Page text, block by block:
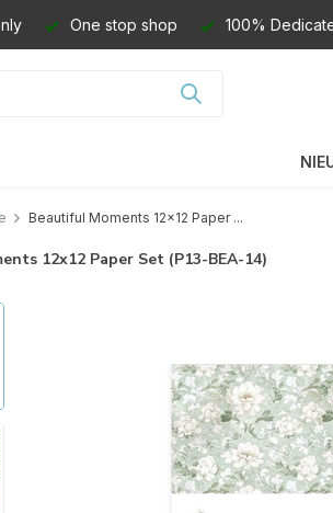
One stop shop 100%
Beautiful Moments 12x12 Paper ...
12x12 Paper Set (P13-BEA-14)